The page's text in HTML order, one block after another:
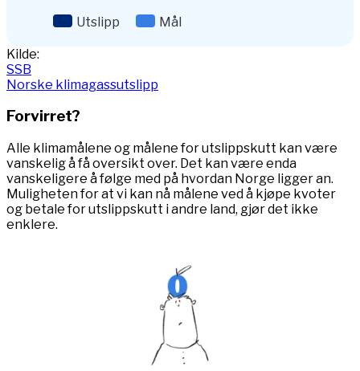
Utslipp
Mål
End of interactive chart.
Kilde:
SSB
Norske klimagassutslipp
Forvirret?
Alle klimamålene og målene for utslippskutt kan være
vanskelig å få oversikt over. Det kan være enda
vanskeligere å følge med på hvordan Norge ligger an.
Muligheten for at vi kan nå målene ved å kjøpe kvoter
og betale for utslippskutt i andre land, gjør det ikke
enklere.